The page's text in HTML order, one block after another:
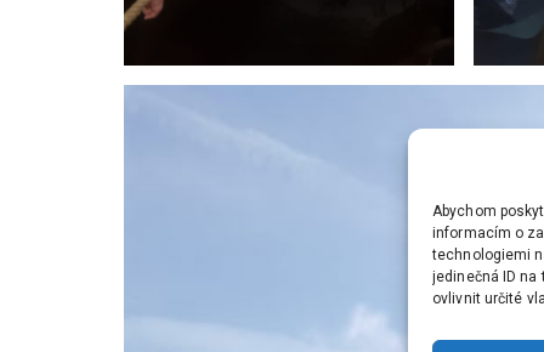
Abychom
informacím o
technologiemi
jedinečná ID na
ovlivnit určité